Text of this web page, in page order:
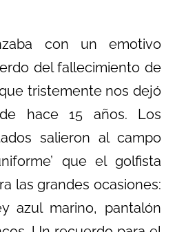
con un emotivo
del fallecimiento de
tristemente nos dejó
hace 15 años. Los
salieron al campo
que el golfista
las grandes ocasiones:
azul marino, pantalón